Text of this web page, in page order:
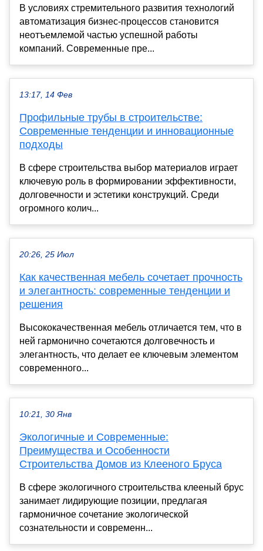
В условиях стремительного развития технологий
автоматизация бизнес-процессов становится
неотъемлемой частью успешной работы
компаний. Современные пре...
13:17, 14 Фев
Профильные трубы в строительстве:
Современные тенденции и инновационные
подходы
В сфере строительства выбор материалов играет
ключевую роль в формировании эффективности,
долговечности и эстетики конструкций. Среди
огромного колич...
20:26, 25 Июл
Как качественная мебель сочетает прочность
и элегантность: современные тенденции и
решения
Высококачественная мебель отличается тем, что в
ней гармонично сочетаются долговечность и
элегантность, что делает ее ключевым элементом
современного...
10:21, 30 Янв
Экологичные и Современные:
Преимущества и Особенности
Строительства Домов из Клееного Бруса
В сфере экологичного строительства клееный брус
занимает лидирующие позиции, предлагая
гармоничное сочетание экологической
сознательности и современн...